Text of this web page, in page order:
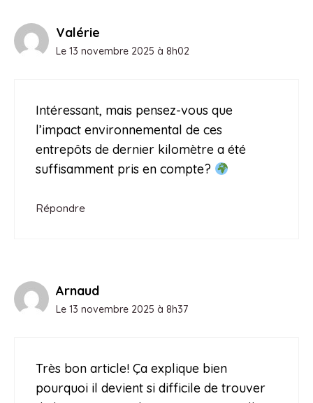
Valérie
Le 13 novembre 2025 à 8h02
Intéressant, mais pensez-vous que
l’impact environnemental de ces
entrepôts de dernier kilomètre a été
suffisamment pris en compte?
Répondre
Arnaud
Le 13 novembre 2025 à 8h37
Très bon article! Ça explique bien
pourquoi il devient si difficile de trouver